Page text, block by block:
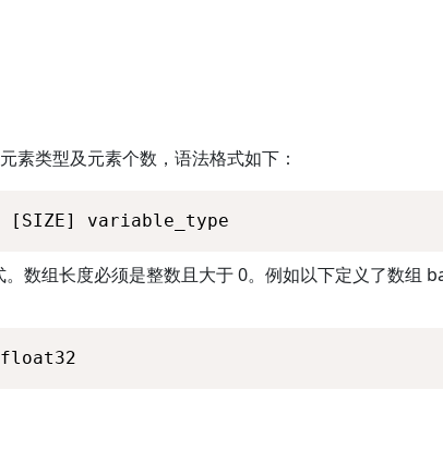
素类型及元素个数，语法格式如下：
[SIZE] variable_type
数组长度必须是整数且大于 0。例如以下定义了数组